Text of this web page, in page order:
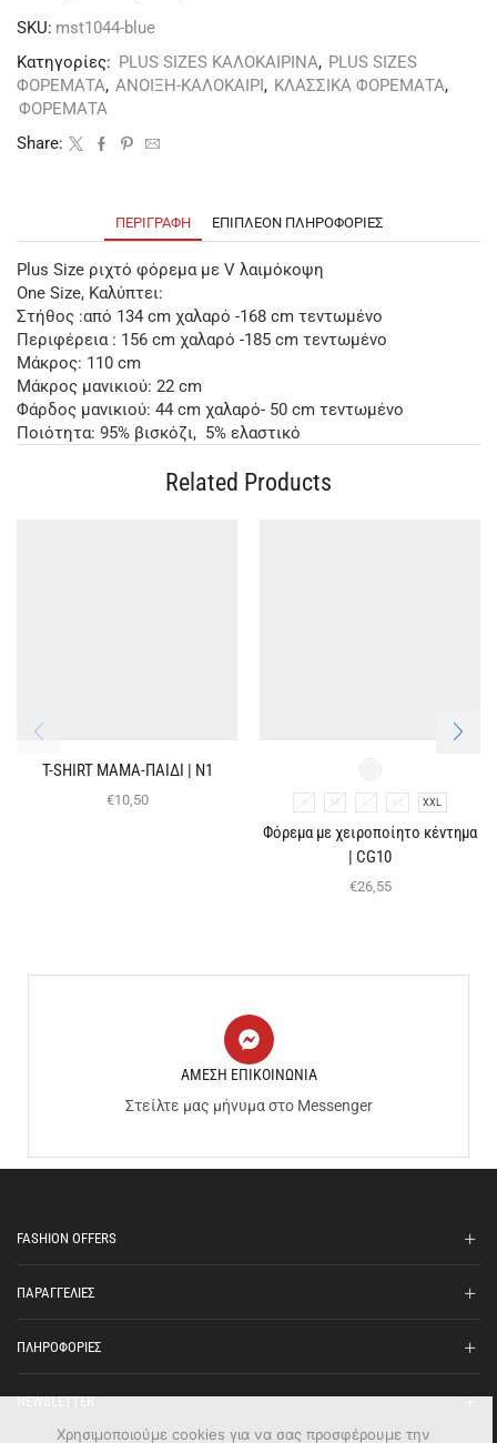
SKU: mst1044-blue
Κατηγορίες: PLUS SIZES ΚΑΛΟΚΑΙΡΙΝΑ, PLUS SIZES
ΦΟΡΕΜΑΤΑ, ΑΝΟΙΞΗ-ΚΑΛΟΚΑΙΡΙ , ΚΛΑΣΣΙΚΑ ΦΟΡΕΜΑΤΑ,
ΦΟΡΕΜΑΤΑ
Share:
ΠΕΡΙΓΡΑΦΉ ΕΠΙΠΛΈΟΝ ΠΛΗΡΟΦΟΡΊΕΣ
Plus Size ριχτό φόρεμα με V λαιμόκοψη
One Size, Καλύπτει:
Στήθος :από 134 cm χαλαρό -168 cm τεντωμένο
Περιφέρεια : 156 cm χαλαρό -185 cm τεντωμένο
Μάκρος: 110 cm
Μάκρος μανικιού: 22 cm
Φάρδος μανικιού: 44 cm χαλαρό- 50 cm τεντωμένο
Ποιότητα: 95% βισκόζι, 5% ελαστικό
Related Products
T-SHIRT ΜΑΜΑ-ΠΑΙΔΙ | Ν1
€10,50 S M XL XXL
Φόρεμα με χειροποίητο κέντημα
| CG10
€26,55
ΑΜΕΣΗ ΕΠΙΚΟΙΝΩΝΙΑ
Στείλτε μας μήνυμα στο Messenger
FASHION OFFERS
ΠΑΡΑΓΓΕΛΙΕΣ
ΠΛΗΡΟΦΟΡΙΕΣ
NEWSLETTER
Χρησιμοποιούμε cookies για να σας προσφέρουμε την